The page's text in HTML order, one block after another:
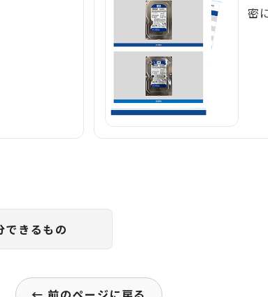
密
できるもの